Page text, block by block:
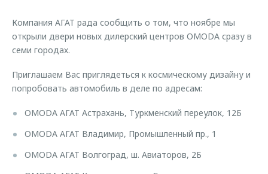
Кредитный калькулятор
Аксессуары
Одежда и сувениры
Оригинальные аксессуары
Запчасти
Трейд-ин
Калькулятор трейд-ин
Руководства по эксплуатации
Клиентская поддержка
O&J Автоклуб
Клуб владельцев OMODA
Приложение O&J
Аксессуары
Одежда и сувениры
Компания АГАТ рада сообщить о том, что ноябре мы
открыли двери новых дилерский центров OMODA сразу в
семи городах.
Приглашаем Вас приглядеться к космическому дизайну и
попробовать автомобиль в деле по адресам:
OMODA АГАТ Астрахань, Туркменский переулок, 12Б
OMODA АГАТ Владимир, Промышленный пр., 1
OMODA АГАТ Волгоград, ш. Авиаторов, 2Б